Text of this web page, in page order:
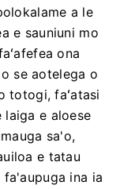
a le
e sauniuni mo
ona
o se aotelega o
totogi, faʻatasi
laiga e aloese
sa'o,
e tatau
ina ia